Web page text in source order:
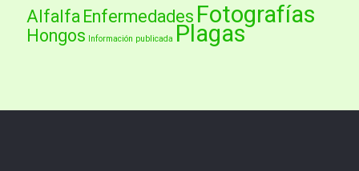
Alfalfa Enfermedades Fotografías
Hongos Información publicada Plagas